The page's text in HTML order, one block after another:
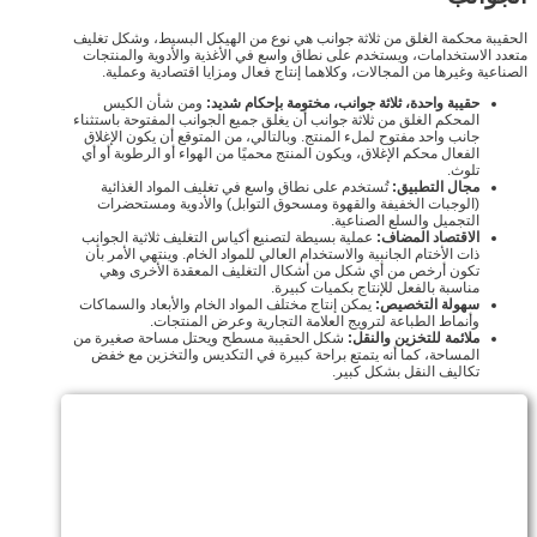
الحقيبة محكمة الغلق من ثلاثة جوانب هي نوع من الهيكل البسيط، وشكل تغليف
متعدد الاستخدامات، ويستخدم على نطاق واسع في الأغذية والأدوية والمنتجات
الصناعية وغيرها من المجالات، وكلاهما إنتاج فعال ومزايا اقتصادية وعملية.
حقيبة واحدة، ثلاثة جوانب، مختومة بإحكام شديد: ومن شأن الكيس
المحكم الغلق من ثلاثة جوانب أن يغلق جميع الجوانب المفتوحة باستثناء
جانب واحد مفتوح لملء المنتج. وبالتالي، من المتوقع أن يكون الإغلاق
الفعال محكم الإغلاق، ويكون المنتج محميًا من الهواء أو الرطوبة أو أي
تلوث.
مجال التطبيق: تُستخدم على نطاق واسع في تغليف المواد الغذائية
(الوجبات الخفيفة والقهوة ومسحوق التوابل) والأدوية ومستحضرات
التجميل والسلع الصناعية.
الاقتصاد المضاف: عملية بسيطة لتصنيع أكياس التغليف ثلاثية الجوانب
ذات الأختام الجانبية والاستخدام العالي للمواد الخام. وينتهي الأمر بأن
تكون أرخص من أي شكل من أشكال التغليف المعقدة الأخرى وهي
مناسبة بالفعل للإنتاج بكميات كبيرة.
سهولة التخصيص: يمكن إنتاج مختلف المواد الخام والأبعاد والسماكات
وأنماط الطباعة لترويج العلامة التجارية وعرض المنتجات.
ملائمة للتخزين والنقل: شكل الحقيبة مسطح ويحتل مساحة صغيرة من
المساحة، كما أنه يتمتع براحة كبيرة في التكديس والتخزين مع خفض
تكاليف النقل بشكل كبير.